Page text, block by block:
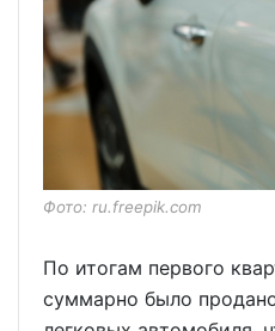
Фото: ru.freepik.com
По итогам первого
суммарно было